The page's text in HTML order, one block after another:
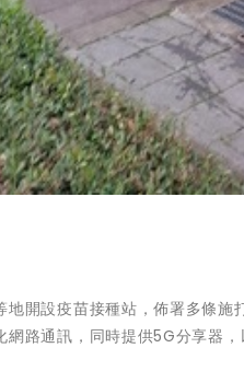
開設疫苗接種站，佈署多條
路通訊，同時提供5G分享器，